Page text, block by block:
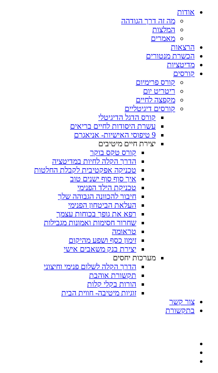
אודות
מה זה דרך הגודהה
המלצות
מאמרים
הרצאות
הכשרת מנטורים
מדיטציות
קורסים
קורס פרימיום
ריטריט יום
מקפצה לחיים
קורסים דיגיטליים
קורס הדגל הדיגיטלי
עשרת היסודות לחיים בריאים
9 טיפוסי האישיות- אניאגרם
יצירת חיים מיטיבים
קורס טקס בוקר
הדרך הקלה לחיות במדיטציה
טכניקה אפקטיבית לקבלת החלטות
איך סוף סוף ישנים טוב
טכניקת הילד הפנימי
חיבור להכוונה הגבוהה שלך
העלאת הביטחון הפנימי
רפא את גופך בכוחות עצמך
שחרור חסימות ואמונות מגבילות
טראומה
זימון כסף ושפע מהיקום
יצירת בנק משאבים אישי
מערכות יחסים
הדרך הקלה לשלום פנימי וחיצוני
תקשורת אוהבת
הורות בקלי קלות
זוגיות מיטיבה- חווית הבית
צור קשר
בתקשורת